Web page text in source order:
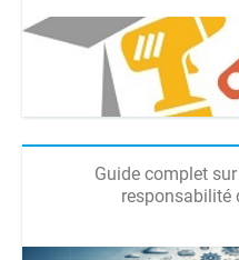
Guide complet
responsabilité